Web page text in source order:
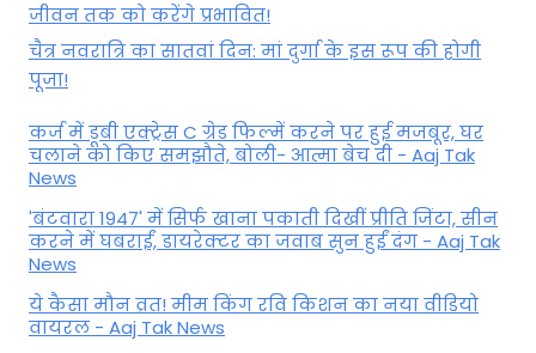
जीवन तक को करेंगे प्रभावित!
चैत्र नवरात्रि का सातवां दिन: मां दुर्गा के इस रूप की होगी
पूजा!
कर्ज में डूबी एक्ट्रेस C ग्रेड फिल्में करने पर हुई मजबूर, घर
चलाने को किए समझौते, बोली- आत्मा बेच दी - Aaj Tak
News
'बंटवारा 1947' में सिर्फ खाना पकाती दिखीं प्रीति जिंटा, सीन
करने में घबराईं, डायरेक्टर का जवाब सुन हुईं दंग - Aaj Tak
News
ये कैसा मौन व्रत! मीम किंग रवि किशन का नया वीडियो
वायरल - Aaj Tak News